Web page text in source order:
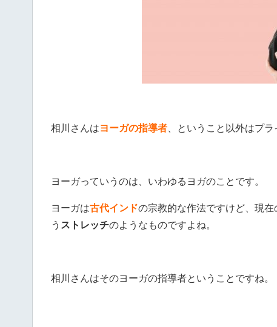
相川さんはヨーガの指導者 、ということ以外はプ
ヨーガっていうのは、いわゆるヨガのことです。
ヨーガは古代インドの宗教的な作法ですけど、現
う ストレッチのようなものですよね。
相川さんはそのヨーガの指導者ということですね。